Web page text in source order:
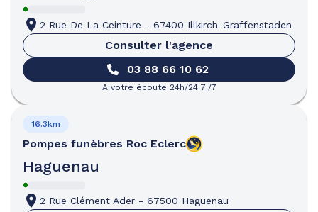
2 Rue De La Ceinture - 67400 Illkirch-Graffenstaden
Consulter l'agence
03 88 66 10 62
A votre écoute 24h/24 7j/7
Pompes funèbres Roc Eclerc
Haguenau
16.3km
2 Rue Clément Ader - 67500 Haguenau